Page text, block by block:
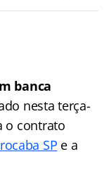
banca
nesta terça-
o contrato
SP e a